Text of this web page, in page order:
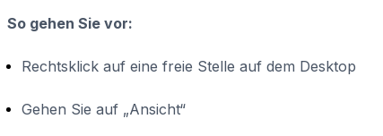
So gehen Sie vor:
Rechtsklick auf eine freie Stelle auf dem Desktop
Gehen Sie auf „Ansicht“